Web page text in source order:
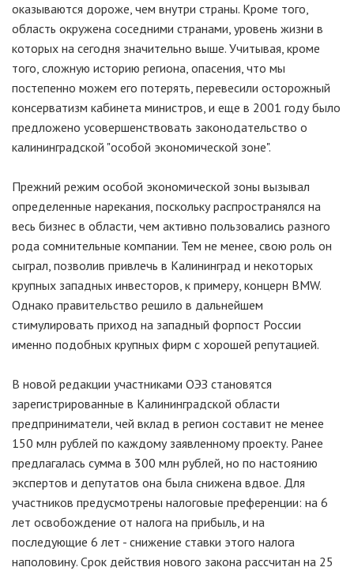
оказываются дороже, чем внутри страны. Кроме того,
область окружена соседними странами, уровень жизни в
которых на сегодня значительно выше. Учитывая, кроме
того, сложную историю региона, опасения, что мы
постепенно можем его потерять, перевесили осторожный
консерватизм кабинета министров, и еще в 2001 году было
предложено усовершенствовать законодательство о
калининградской "особой экономической зоне".
Прежний режим особой экономической зоны вызывал
определенные нарекания, поскольку распространялся на
весь бизнес в области, чем активно пользовались разного
рода сомнительные компании. Тем не менее, свою роль он
сыграл, позволив привлечь в Калининград и некоторых
крупных западных инвесторов, к примеру, концерн BMW.
Однако правительство решило в дальнейшем
стимулировать приход на западный форпост России
именно подобных крупных фирм с хорошей репутацией.
В новой редакции участниками ОЭЗ становятся
зарегистрированные в Калининградской области
предприниматели, чей вклад в регион составит не менее
150 млн рублей по каждому заявленному проекту. Ранее
предлагалась сумма в 300 млн рублей, но по настоянию
экспертов и депутатов она была снижена вдвое. Для
участников предусмотрены налоговые преференции: на 6
лет освобождение от налога на прибыль, и на
последующие 6 лет - снижение ставки этого налога
наполовину. Срок действия нового закона рассчитан на 25